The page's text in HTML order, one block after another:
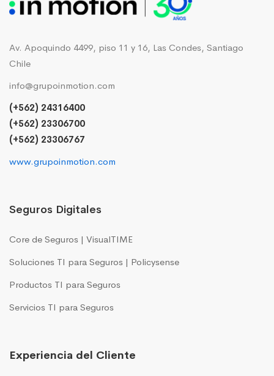
Av. Apoquindo 4499, piso 11 y 16, Las Condes, Santiago
Chile
info@grupoinmotion.com
(+562) 24316400
(+562) 23306700
(+562) 23306767
www.grupoinmotion.com
Seguros Digitales
Core de Seguros | VisualTIME
Soluciones TI para Seguros | Policysense
Productos TI para Seguros
Servicios TI para Seguros
Experiencia del Cliente